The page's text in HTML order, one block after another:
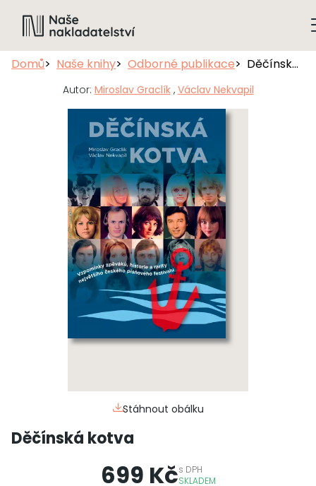
Domů Naše knihy Odborné publikace Děčínská kotva
Autor: Miroslav Graclík, Václav Nekvapil
Stáhnout obálku
Děčínská kotva
699 Kčs DPH
SKLADEM